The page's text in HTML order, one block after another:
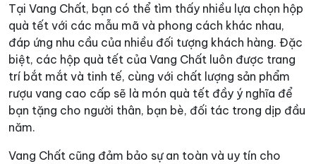
Tại Vang Chất, bạn có thể tìm thấy nhiều lựa chọn hộp
quà tết với các mẫu mã và phong cách khác nhau,
đáp ứng nhu cầu của nhiều đối tượng khách hàng. Đặc
biệt, các hộp quà tết của Vang Chất luôn được trang
trí bắt mắt và tinh tế, cùng với chất lượng sản phẩm
rượu vang cao cấp sẽ là món quà tết đầy ý nghĩa để
bạn tặng cho người thân, bạn bè, đối tác trong dịp đầu
năm.
Vang Chất cũng đảm bảo sự an toàn và uy tín cho